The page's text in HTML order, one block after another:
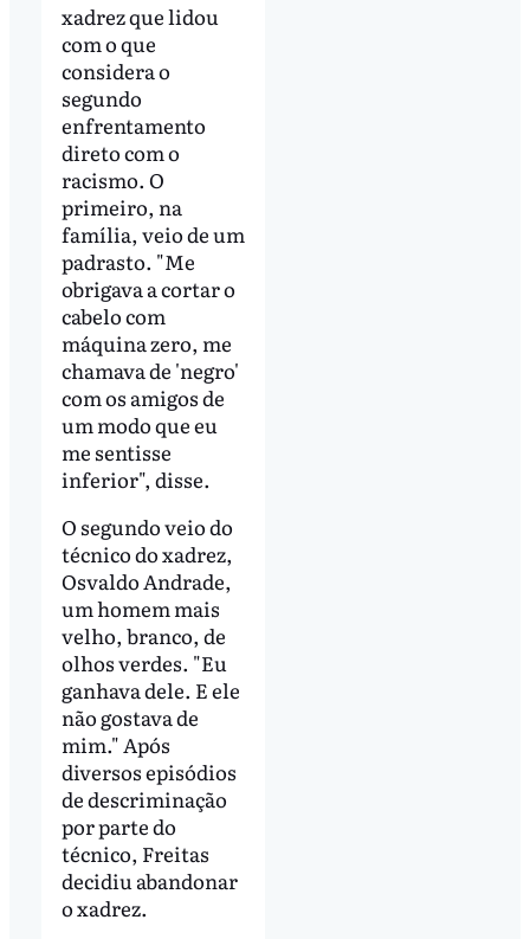
xadrez que lidou
com o que
considera o
segundo
enfrentamento
direto com o
racismo. O
primeiro, na
família, veio de um
padrasto. "Me
obrigava a cortar o
cabelo com
máquina zero, me
chamava de 'negro'
com os amigos de
um modo que eu
me sentisse
inferior", disse.
O segundo veio do
técnico do xadrez,
Osvaldo Andrade,
um homem mais
velho, branco, de
olhos verdes. "Eu
ganhava dele. E ele
não gostava de
mim." Após
diversos episódios
de descriminação
por parte do
técnico, Freitas
decidiu abandonar
o xadrez.